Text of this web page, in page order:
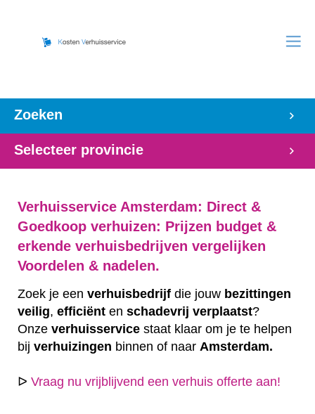
Zoeken
Selecteer provincie
Verhuisservice Amsterdam: Direct &
Goedkoop verhuizen: Prijzen budget &
erkende verhuisbedrijven vergelijken
Voordelen & nadelen.
Zoek je een verhuisbedrijf die jouw bezittingen
veilig, efficiënt en schadevrij verplaatst?
Onze verhuisservice staat klaar om je te helpen
bij verhuizingen binnen of naar Amsterdam.
ᐅ Vraag nu vrijblijvend een verhuis offerte aan!